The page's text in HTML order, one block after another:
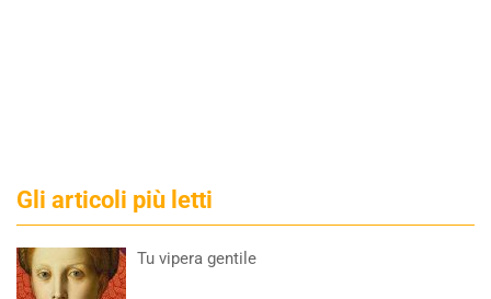
Gli articoli più letti
Tu vipera gentile